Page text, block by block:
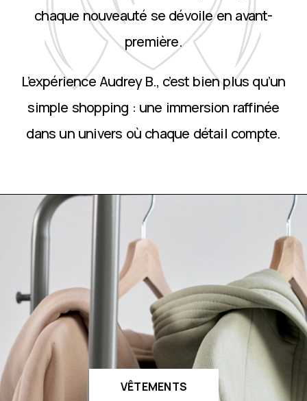
chaque nouveauté se dévoile en avant-
première.
L’expérience Audrey B., c’est bien plus qu’un
simple shopping : une immersion raffinée
dans un univers où chaque détail compte.
VÊTEMENTS